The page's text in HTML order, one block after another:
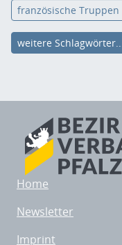
französische Truppen
weitere
Home
Newsletter
Imprint